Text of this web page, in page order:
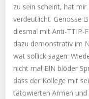
zu sein scheint, hat
verdeutlicht. Genosse
diesmal mit Anti-TTIP-
dazu demonstrativ im
wat sollick sagen:
nicht mal EIN blöder
dass der Kollege mit
tätowierten Armen